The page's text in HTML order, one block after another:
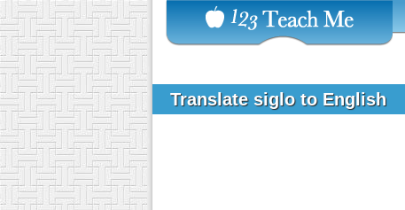
Translate siglo to English